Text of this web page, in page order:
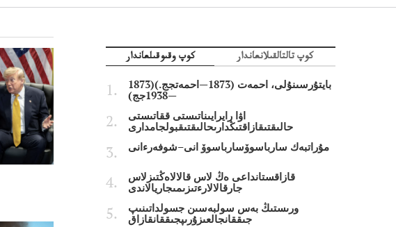
كوپ وقىوقىلعاندار كوپ تالتالقىلانعاندار
بايتۇرسىنۇلى، احمەت (1873—احمەتجج.)(1873
—1938جج)
اۋا رايرايىناتىستى ققاتىستى
حالىقتىقازاقتىڭدارىحالىقتىقبولجامدارى
مۇراتبەك سارباسوۆسارباسوۆ انى–شوفەرءانى
قازاقستانداعى ەڭ لاس قالالاەڭتىزلاس
جارقالالارءتىزىمىجاريالاندى
ورىستىڭ بەس سولبەسىن جسولداتىنىپ
جىققانجالعىزۇرىپجىققانقازاق